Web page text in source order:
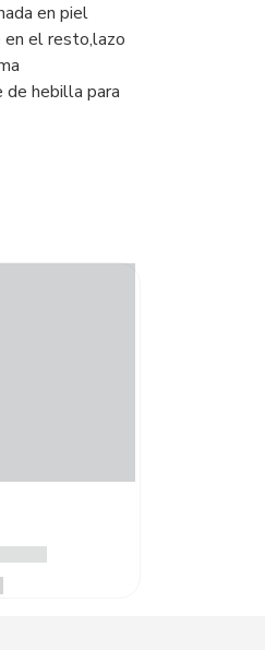
en piel
en el resto,lazo
de hebilla para